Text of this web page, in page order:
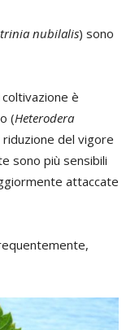
nubilalis) sono
è
(Heterodera
riduzione del vigore
sono più sensibili
attaccate